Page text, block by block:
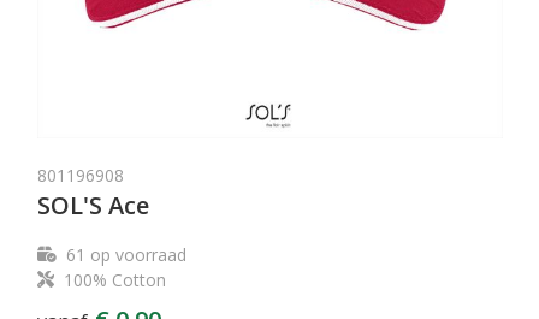
801196908
SOL'S Ace
61 op voorraad
100% Cotton